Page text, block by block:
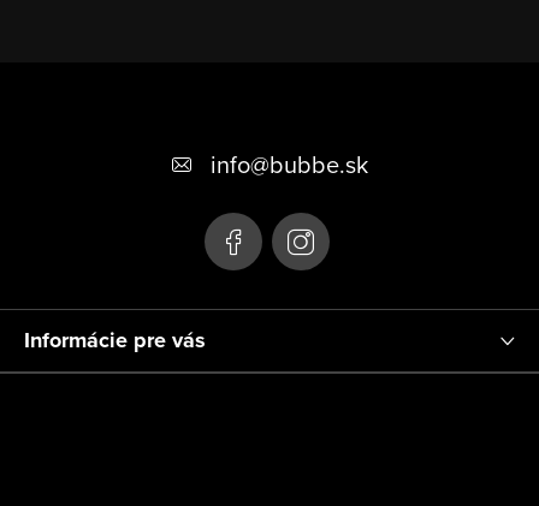
e
info@bubbe.sk
Informácie pre vás